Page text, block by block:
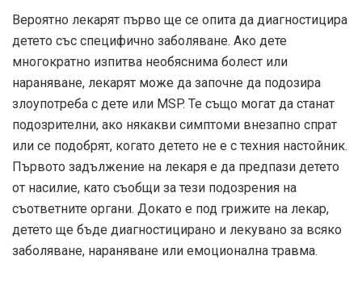
Вероятно лекарят първо ще се опита да диагностицира
детето със специфично заболяване. Ако дете
многократно изпитва необяснима болест или
нараняване, лекарят може да започне да подозира
злоупотреба с дете или MSP. Те също могат да станат
подозрителни, ако някакви симптоми внезапно спрат
или се подобрят, когато детето не е с техния настойник.
Първото задължение на лекаря е да предпази детето
от насилие, като съобщи за тези подозрения на
съответните органи. Докато е под грижите на лекар,
детето ще бъде диагностицирано и лекувано за всяко
заболяване, нараняване или емоционална травма.